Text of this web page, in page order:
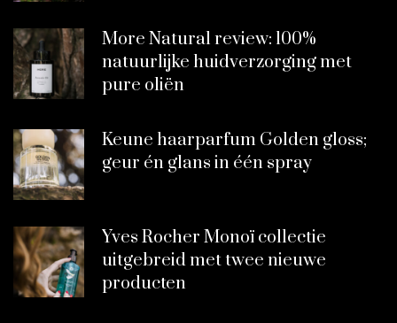
More Natural review: 100%
natuurlijke huidverzorging met
pure oliën
Keune haarparfum Golden gloss;
geur én glans in één spray
Yves Rocher Monoï collectie
uitgebreid met twee nieuwe
producten